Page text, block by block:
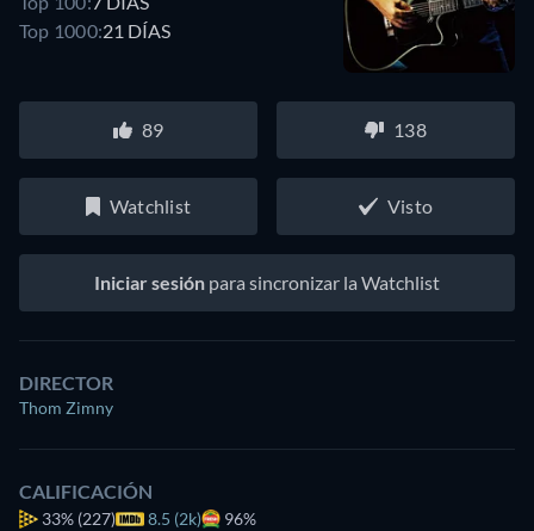
Top 1000:21 DÍAS
89 138
Watchlist Visto
Iniciar sesión para sincronizar la Watchlist
DIRECTOR
Thom Zimny
CALIFICACIÓN
33% (227) 8.5 (2k) 96%